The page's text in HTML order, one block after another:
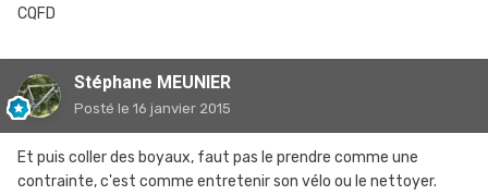
CQFD
Stéphane MEUNIER
Posté le 16 janvier 2015
Et puis coller des boyaux, faut pas le prendre comme une
contrainte, c'est comme entretenir son vélo ou le nettoyer.